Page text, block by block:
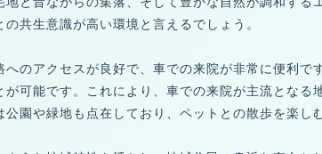
共生意識が高い環境と言えるでしょう。
へのアクセスが良好で、車での来院が非常に便利
が可能です。これにより、車での来院が主流とな
公園や緑地も点在しており、ペットとの散歩を楽し